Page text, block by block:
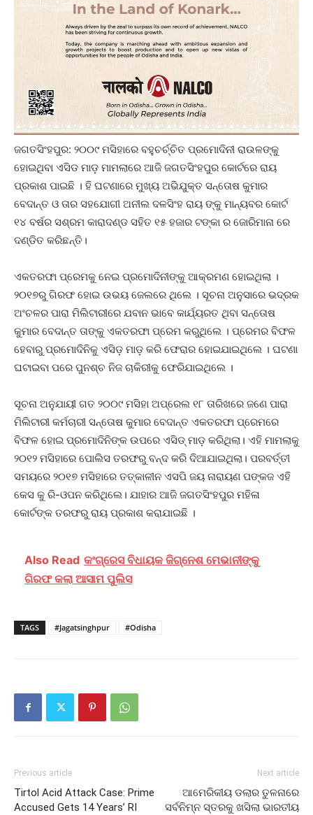
ଜଗତସିଂହପୁର: ୨୦୦୯ ମସିହାରେ ବହୁଚର୍ଚ୍ଚିତ ପ୍ରମୋଦିନୀ ରାଉଳଙ୍କୁ
ହୋଇଥିବା ଏସିଡ ମାଡ଼ ମାମଲାରେ ଆଜି ଜଗତସିଂହପୁର କୋର୍ଟରେ ରାୟ
ପ୍ରକାଶ ପାଇଛି । ହି ଘଟଣାରେ ମୁଖ୍ୟ ଅଭିଯୁକ୍ତ ସନ୍ତୋଷ କୁମାର
ବେଦାନ୍ତ ଓ ତାର ସହଯୋଗୀ ଅନୀଲ ଦଳସିଂହ ରାୟ ଙ୍କୁ ମାନ୍ୟବର କୋର୍ଟ
୧୪ ବର୍ଷର ସଶ୍ରମ କାରାଦଣ୍ଡ ସହିତ ୧୫ ହଜାର ଟଙ୍କା ର ଜୋରିମାନା ରେ
ଦଣ୍ଡିତ କରିଛନ୍ତି।
ଏକତରଫା ପ୍ରେମକୁ ନେଇ ପ୍ରମୋଦିନୀଙ୍କୁ ଆକ୍ରମଣ ହୋଇଥିଲା ।
୨୦୧୭ରୁ ଗିରଫ ହୋଇ ଉଭୟ ଜେଲରେ ଥିଲେ । ସୂଚନା ଅନୁସାରେ ଭଦ୍ରକ
ଅଂଚଳର ପାରା ମିଲିଟାରୀରେ ଯବାନ ଭାବେ କାର୍ଯ୍ୟରତ ଥିବା ସନ୍ତୋଷ
କୁମାର ବେଦାନ୍ତ ତାଙ୍କୁ ଏକତରଫା ପ୍ରେମ କରୁଥିଲେ । ପ୍ରେମର ବିଫଳ
ହେବାରୁ ପ୍ରମୋଦିନିକୁ ଏସିଡ଼ ମାଡ଼ କରି ଫେରାର ହୋଇଯାଇଥିଲେ । ଘଟଣା
ଘଟାଇବା ପରେ ପୁନଶ୍ଚ ନିଜ ଚାକିରୀକୁ ଫେରିଯାଇଥିଲେ ।
ସୂଚନା ଅନୁଯାୟୀ ଗତ ୨୦୦୯ ମସିହା ଅପ୍ରେଲ ୧୮ ତାରିଖରେ ଜଣେ ପାରା
ମିଲିଟାରୀ କର୍ମଚାରୀ ସନ୍ତୋଷ କୁମାର ବେଦାନ୍ତ ଏକତରଫା ପ୍ରେମରେ
ବିଫଳ ହୋଇ ପ୍ରମୋଦିନିଙ୍କ ଉପରେ ଏସିଡ୍‌ ମାଡ଼ କରିଥିଲା। ଏହି ମାମଲାକୁ
୨୦୧୨ ମସିହାରେ ପୋଲିସ ତରଫରୁ ବନ୍ଦ କରି ଦିଆଯାଇଥିଲା। ପରବର୍ତ୍ତୀ
ସମୟରେ ୨୦୧୭ ମସିହାରେ ତତ୍କାଳୀନ ଏସପି ଜୟ ନାରାୟଣ ପଙ୍କଜ ଏହି
କେସ କୁ ରି-ଓପନ କରିଥିଲେ। ଯାହାର ଆଜି ଜଗତସିଂହପୁର ମହିଳା
କୋର୍ଟଙ୍କ ତରଫରୁ ରାୟ ପ୍ରକାଶ କରାଯାଇଛି ।
Also Read କଂଗ୍ରେସ ବିଧାୟକ ଜିଗ୍ନେଶ ମେଭାନୀଙ୍କୁ
ଗିରଫ କଲା ଆସାମ ପୁଲିସ
TAGS #Jagatsinghpur #Odisha
Previous article
Tirtol Acid Attack Case: Prime
Accused Gets 14 Years’ RI
Next article
ଆମେରିକୀୟ ଡଲାର ତୁଳନାରେ
ସର୍ବନିମ୍ନ ସ୍ତରକୁ ଖସିଲା ଭାରତୀୟ